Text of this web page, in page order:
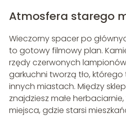
Atmosfera starego
Wieczorny spacer po
to gotowy filmowy plan.
rzędy czerwonych
garkuchni tworzą tło,
innych miastach. Między
znajdziesz małe
miejsca, gdzie starsi